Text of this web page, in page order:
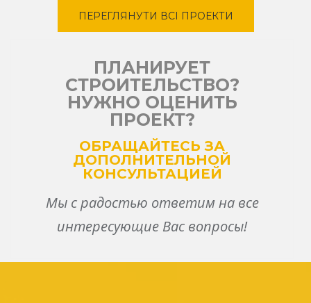
ПЕРЕГЛЯНУТИ ВСІ ПРОЕКТИ
ПЛАНИРУЕТ
СТРОИТЕЛЬСТВО?
НУЖНО ОЦЕНИТЬ
ПРОЕКТ?
ОБРАЩАЙТЕСЬ ЗА
ДОПОЛНИТЕЛЬНОЙ
КОНСУЛЬТАЦИЕЙ
Мы с радостью ответим на все
интересующие Вас вопросы!